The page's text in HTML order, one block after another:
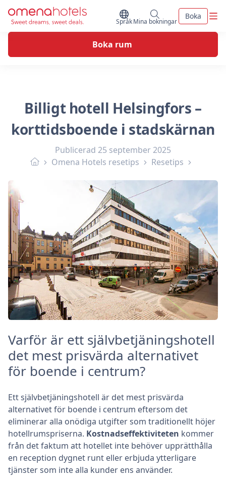
Skip to content
Byt Språk
Språk Mina bokningar
Mina bokningar
Boka
Boka rum
Billigt hotell Helsingfors –
korttidsboende i stadskärnan
Publicerad 25 september 2025
Omena Hotels resetips
Resetips
Varför är ett självbetjäningshotell
det mest prisvärda alternativet
för boende i centrum?
Ett självbetjäningshotell är det mest prisvärda
alternativet för boende i centrum eftersom det
eliminerar alla onödiga utgifter som traditionellt höjer
hotellrumspriserna. Kostnadseffektiviteten kommer
från det faktum att hotellet inte behöver upprätthålla
en reception dygnet runt eller erbjuda ytterligare
tjänster som inte alla kunder ens använder.